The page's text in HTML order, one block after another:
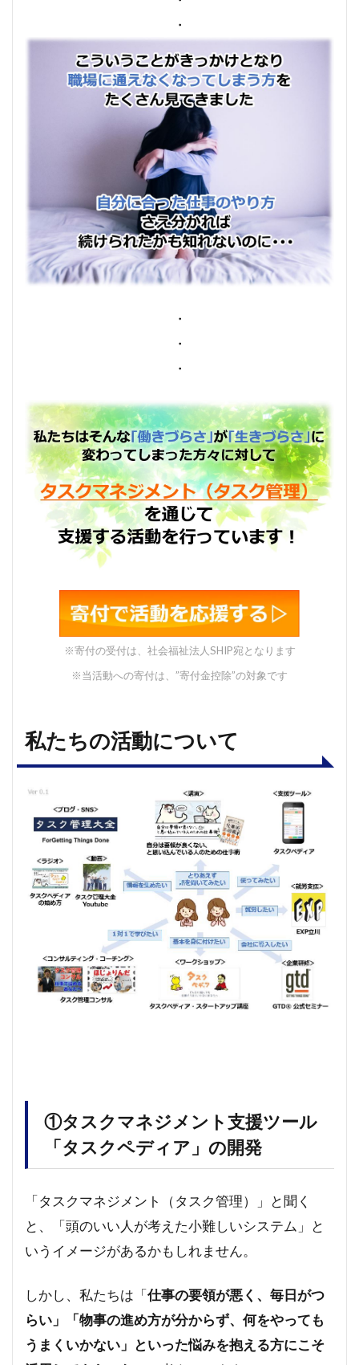
・
・
・
・
※寄付の受付は、社会福祉法人SHIP宛となります
※当活動への寄付は、”寄付金控除”の対象です
私たちの活動について
①タスクマネジメント支援ツール
「タスクペディア」の開発
「タスクマネジメント（タスク管理）」と聞く
と、「頭のいい人が考えた小難しいシステム」と
いうイメージがあるかもしれません。
しかし、私たちは「仕事の要領が悪く、毎日がつ
らい」「物事の進め方が分からず、何をやっても
うまくいかない」といった悩みを抱える方にこそ